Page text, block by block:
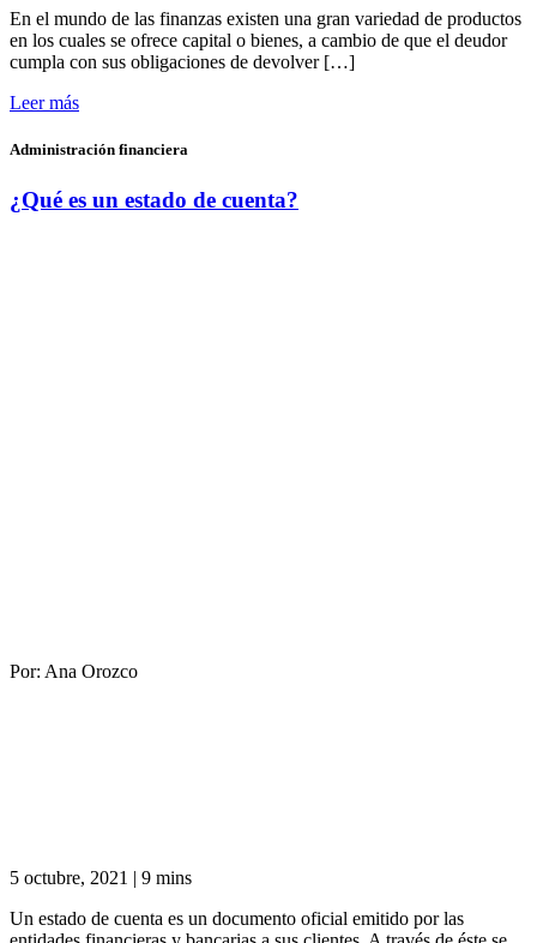
En el mundo de las finanzas existen una gran variedad de productos
en los cuales se ofrece capital o bienes, a cambio de que el deudor
cumpla con sus obligaciones de devolver […]
Leer más
Administración financiera
¿Qué es un estado de cuenta?
Por: Ana Orozco
5 octubre, 2021 | 9 mins
Un estado de cuenta es un documento oficial emitido por las